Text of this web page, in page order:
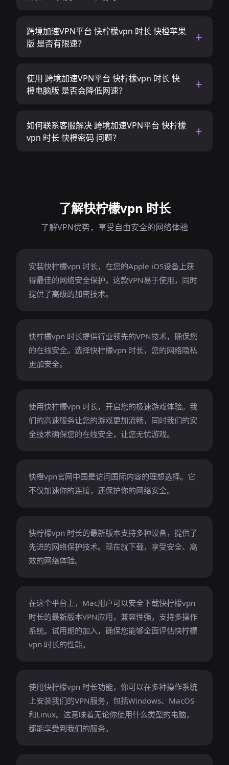
跨境加速VPN平台 快柠檬vpn 时长 快橙苹果
版 是否有限速？
使用 跨境加速VPN平台 快柠檬vpn 时长 快
橙电脑版 是否会降低网速？
如何联系客服解决 跨境加速VPN平台 快柠檬
vpn 时长 快橙密码 问题？
了解快柠檬vpn 时长
了解VPN优势，享受自由安全的网络体验
安装快柠檬vpn 时长，在您的Apple iOS设备上获
得最佳的网络安全保护。这款VPN易于使用，同时
提供了高级的加密技术。
快柠檬vpn 时长提供行业领先的VPN技术，确保您
的在线安全。选择快柠檬vpn 时长，您的网络隐私
更加安全。
使用快柠檬vpn 时长，开启您的极速游戏体验。我
们的高速服务让您的游戏更加流畅，同时我们的安
全技术确保您的在线安全，让您无忧游戏。
快橙vpn官网中国是访问国际内容的理想选择。它
不仅加速你的连接，还保护你的网络安全。
快柠檬vpn 时长的最新版本支持多种设备，提供了
先进的网络保护技术。现在就下载，享受安全、高
效的网络体验。
在这个平台上，Mac用户可以安全下载快柠檬vpn
时长的最新版本VPN应用，兼容性强，支持多操作
系统。试用期的加入，确保您能够全面评估快柠檬
vpn 时长的性能。
使用快柠檬vpn 时长功能，你可以在多种操作系统
上安装我们的VPN服务，包括Windows、MacOS
和Linux。这意味着无论你使用什么类型的电脑，
都能享受到我们的服务。